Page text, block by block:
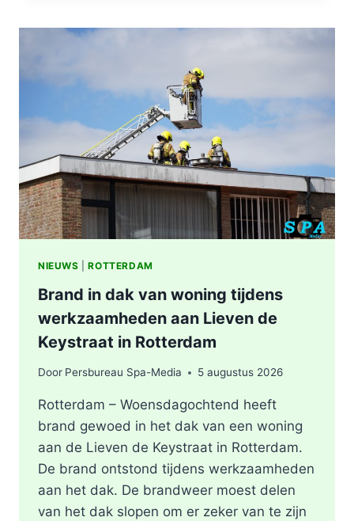
WONING
SENIORENFLAT
WATERTORENWEG
IN
ROTTERDAM
NIEUWS |ROTTERDAM
Brand in dak van woning tijdens
werkzaamheden aan Lieven de
Keystraat in Rotterdam
Door Persbureau Spa-Media 5 augustus 2026
Rotterdam – Woensdagochtend heeft
brand gewoed in het dak van een woning
aan de Lieven de Keystraat in Rotterdam.
De brand ontstond tijdens werkzaamheden
aan het dak. De brandweer moest delen
van het dak slopen om er zeker van te zijn